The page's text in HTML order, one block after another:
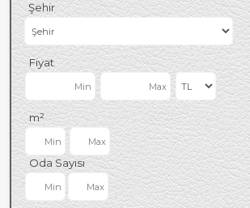
Şehir
Fiyat
m²
Oda Sayısı